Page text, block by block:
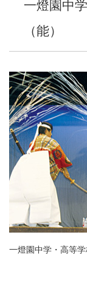
一燈園中
（能）
一燈園中学・高等